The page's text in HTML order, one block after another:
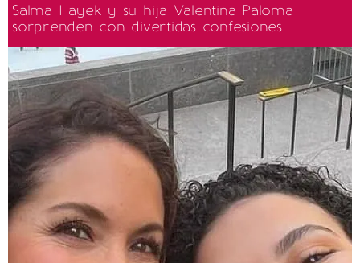
Salma Hayek y su hija Valentina Paloma
sorprenden con divertidas confesiones